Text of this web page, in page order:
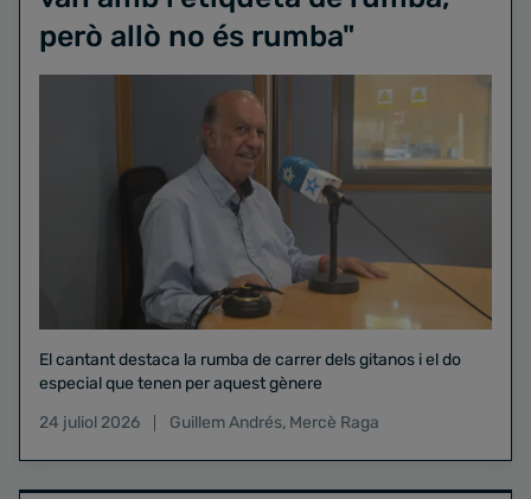
però allò no és rumba"
El cantant destaca la rumba de carrer dels gitanos i el do
especial que tenen per aquest gènere
24 juliol 2026
Guillem Andrés, Mercè Raga